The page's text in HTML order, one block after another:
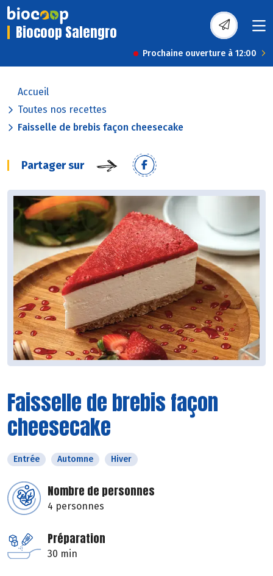
Biocoop Salengro
Prochaine ouverture à 12:00
Accueil
Toutes nos recettes
Faisselle de brebis façon cheesecake
Partager sur
Faisselle de brebis façon
cheesecake
Entrée Automne Hiver
Nombre de personnes
4 personnes
Préparation
30 min